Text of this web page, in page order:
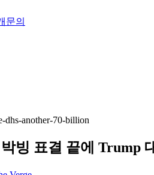
문의
dhs-another-70-billion
빙 표결 끝에 Trump